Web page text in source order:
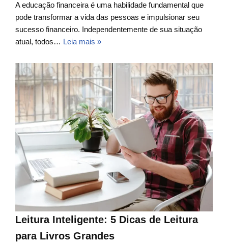
A educação financeira é uma habilidade fundamental que
pode transformar a vida das pessoas e impulsionar seu
sucesso financeiro. Independentemente de sua situação
atual, todos… Leia mais »
Leitura Inteligente: 5 Dicas de Leitura
para Livros Grandes